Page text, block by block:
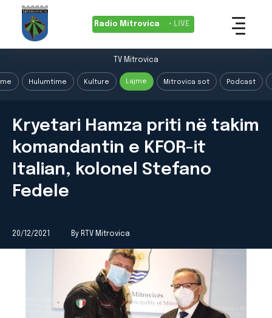
Radio Mitrovica • LIVE
TV Mitrovica
Hulumtime Kulture Lajme Mitrovica sot Podcast
Kryetari Hamza priti në takim
komandantin e KFOR-it
Italian, kolonel Stefano
Fedele
20/12/2021 By RTV Mitrovica